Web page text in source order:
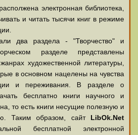
электронная библиотека,
и читать тысячи книг в режиме
два раздела - "Творчество" и
разделе представлены
художественной литературы,
в основном нацелены на чувства
и переживания. В разделе о
бесплатно книги научного и
то есть книги несущие полезную и
Таким образом, сайт LibOk.Net
бесплатной электронной